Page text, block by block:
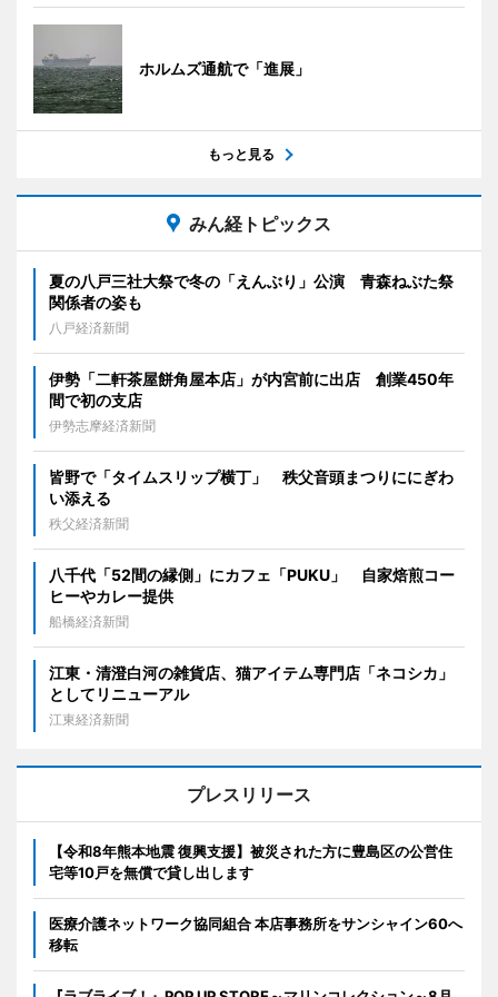
ホルムズ通航で「進展」
もっと見る
みん経トピックス
夏の八戸三社大祭で冬の「えんぶり」公演 青森ねぶた祭
関係者の姿も
八戸経済新聞
伊勢「二軒茶屋餅角屋本店」が内宮前に出店 創業450年
間で初の支店
伊勢志摩経済新聞
皆野で「タイムスリップ横丁」 秩父音頭まつりににぎわ
い添える
秩父経済新聞
八千代「52間の縁側」にカフェ「PUKU」 自家焙煎コー
ヒーやカレー提供
船橋経済新聞
江東・清澄白河の雑貨店、猫アイテム専門店「ネコシカ」
としてリニューアル
江東経済新聞
プレスリリース
【令和8年熊本地震 復興支援】被災された方に豊島区の公営住
宅等10戸を無償で貸し出します
医療介護ネットワーク協同組合 本店事務所をサンシャイン60へ
移転